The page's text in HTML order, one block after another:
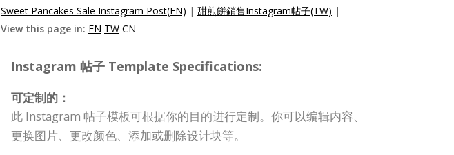
Sweet Pancakes Sale Instagram Post(EN) | 甜煎餅銷售Instagram帖子(TW) |
View this page in: EN TW CN
Instagram 帖子 Template Specifications:
可定制的：
此 Instagram 帖子模板可根据你的目的进行定制。你可以编辑内容、
更换图片、更改颜色、添加或删除设计块等。